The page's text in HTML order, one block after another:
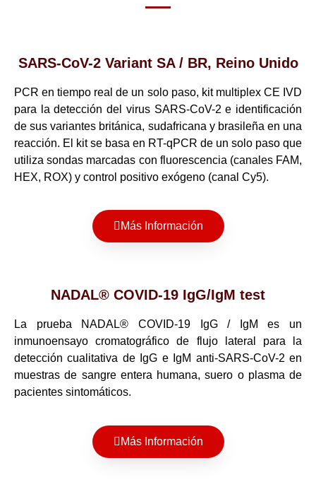
SARS-CoV-2 Variant SA / BR, Reino Unido
PCR en tiempo real de un solo paso, kit multiplex CE IVD
para la detección del virus SARS-CoV-2 e identificación
de sus variantes británica, sudafricana y brasileña en una
reacción. El kit se basa en RT-qPCR de un solo paso que
utiliza sondas marcadas con fluorescencia (canales FAM,
HEX, ROX) y control positivo exógeno (canal Cy5).
Más Información
NADAL® COVID-19 IgG/IgM test
La prueba NADAL® COVID-19 IgG / IgM es un
inmunoensayo cromatográfico de flujo lateral para la
detección cualitativa de IgG e IgM anti-SARS-CoV-2 en
muestras de sangre entera humana, suero o plasma de
pacientes sintomáticos.
Más Información